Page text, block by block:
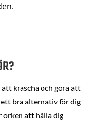
krascha och göra att
bra alternativ för dig
orken att hålla dig